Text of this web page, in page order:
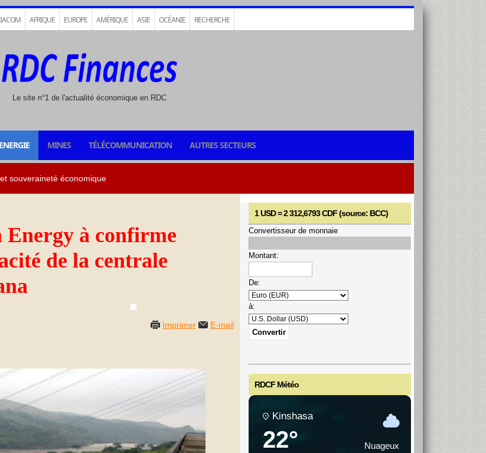
AFRIQUE EUROPE AMÉRIQUE ASIE OCÉANIE RECHERCHE
Le site n°1 de l'actualité économique en RDC
ENERGIE MINES TÉLÉCOMMUNICATION AUTRES SECTEURS
à confirme
de la centrale
Imprimer E-mail
1 USD = 2 312,6793 CDF (source: BCC)
Convertisseur de monnaie
Montant:
De:
à:
RDCF Météo
Kinshasa
22° Nuageux